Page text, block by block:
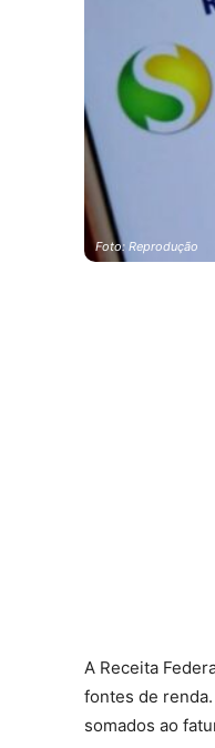
Foto: Reprodução
A Receita
fontes de
somados ao